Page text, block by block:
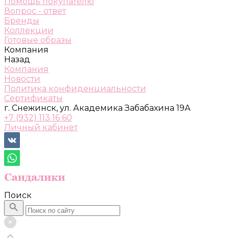
Вопрос - ответ
Бренды
Коллекции
Готовые образы
Компания
Назад
Компания
Новости
Политика конфиденциальности
Сертификаты
г. Снежинск, ул. Академика Забабахина 19А
+7 (932) 113 16 60
Личный кабинет
Поиск